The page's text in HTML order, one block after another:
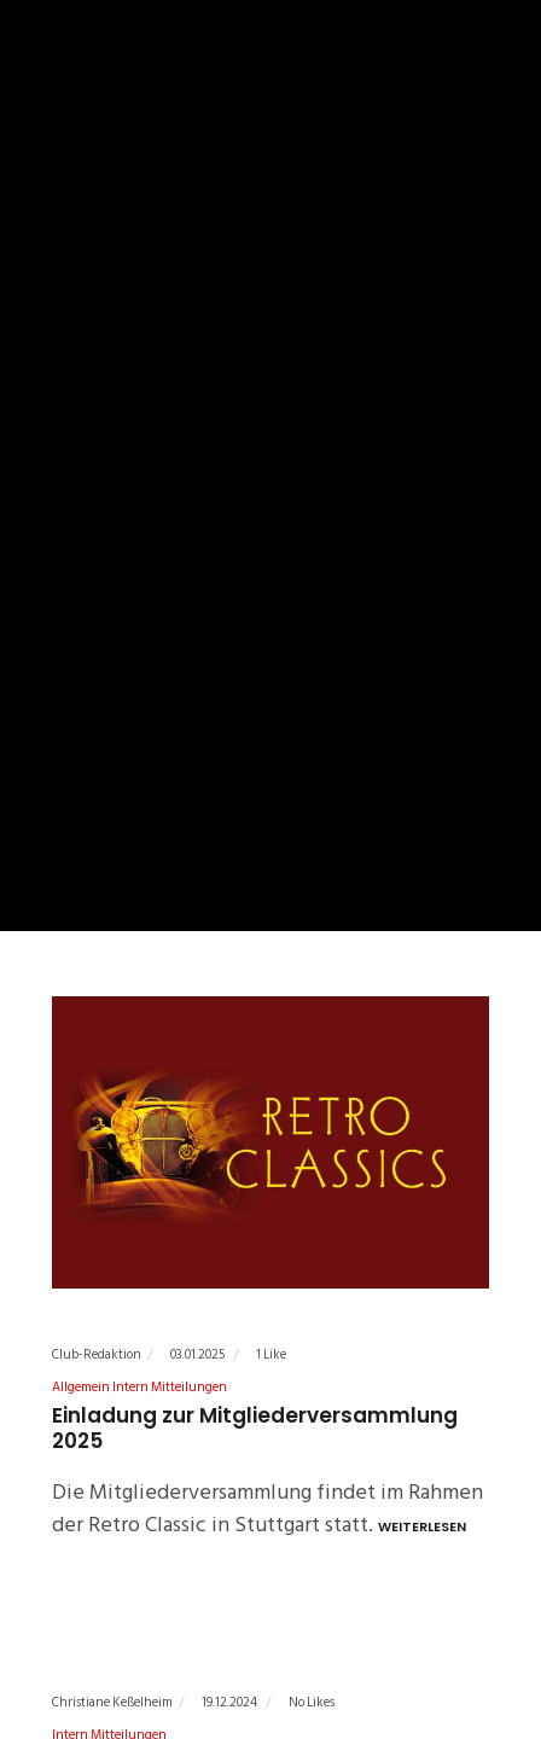
Club-Redaktion 03.01.2025
1 Like
AllgemeinInternMitteilungen
Einladung zur Mitgliederversammlung
2025
Die Mitgliederversammlung findet im Rahmen
der Retro Classic in Stuttgart statt. WEITERLESEN
Christiane Keßelheim 19.12.2024
No Likes